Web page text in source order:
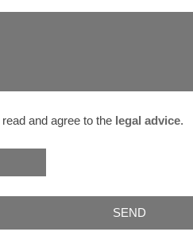
and agree to the legal advice.